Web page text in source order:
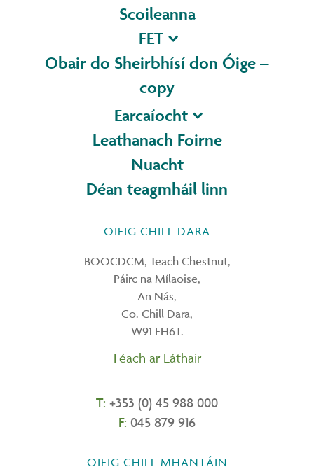
Scoileanna
FET
Obair do Sheirbhísí don Óige –
copy
Earcaíocht
Leathanach Foirne
Nuacht
Déan teagmháil linn
OIFIG CHILL DARA
BOOCDCM, Teach Chestnut,
Páirc na Mílaoise,
An Nás,
Co. Chill Dara,
W91 FH6T.
Féach ar Láthair
T: +353 (0) 45 988 000
F: 045 879 916
OIFIG CHILL MHANTÁIN